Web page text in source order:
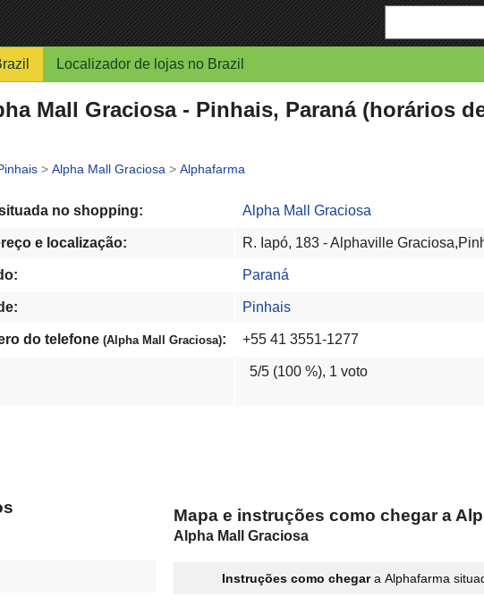
Enter
your
search
Localizador de lojas no Brazil
Mall Graciosa - Pinhais, Paraná (horários
> Alpha Mall Graciosa > Alphafarma
no shopping: Alpha Mall Graciosa
e localização: R. Iapó, 183 - Alphaville
Paraná
Pinhais
do telefone (Alpha Mall Graciosa): +55 41 3551-1277
5/5 (100 %), 1 voto
Mapa e instruções como chegar a
Alpha Mall Graciosa
Instruções como chegara Alphafarma